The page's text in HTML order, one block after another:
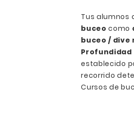
Tus alumnos
buceocomo
buceo / dive
Profundidad
establecido
recorrido
Cursos de